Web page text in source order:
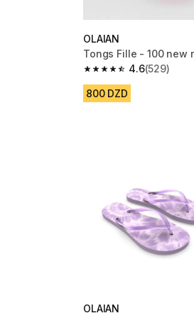
OLAIAN
Tongs Fille - 100 new
4.6
4.6 out of 5 stars from
(529)
800 DZD
OLAIAN